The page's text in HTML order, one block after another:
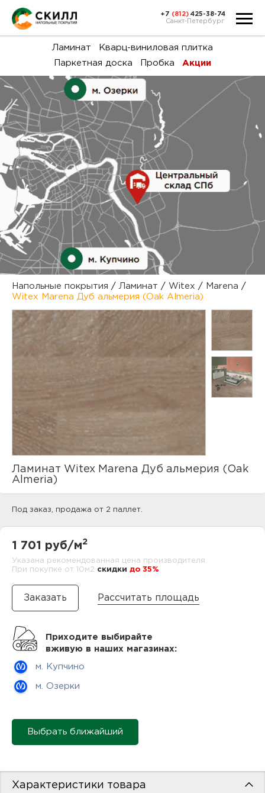
и
+7 (812) 425-38-74
Санкт-Петербург
Ламинат
Кварц-виниловая плитка
Паркетная доска
Пробка Акции
Напольные покрытия / Ламинат / Witex / Marena /
Witex Marena Дуб альмерия (Oak Almeria)
Ламинат Witex Marena Дуб альмерия (Oak
Almeria)
Под заказ, продажа от 2 паллет.
1 701 руб/м2
Указана рекомендованная цена производителя.
При покупке от 10м2 cкидки до 35%
Рассчитать площадь
Приходите выбирайте
вживую в наших магазинах:
м. Купчино
м. Озерки
Выбрать ближайший
Характеристики товара